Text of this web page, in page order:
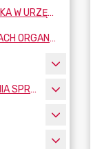
NABÓR NA STANOWISKA W URZĘDZIE GMINY
NABÓR W JEDNOSTKACH ORGANIZACYJNYCH
PROCEDURY ZAŁATWIANIA SPRAW